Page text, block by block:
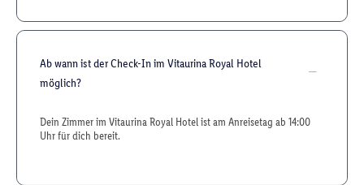
Ab wann ist der Check-In im Vitaurina Royal Hotel
möglich?
Dein Zimmer im Vitaurina Royal Hotel ist am Anreisetag ab 14:00
Uhr für dich bereit.